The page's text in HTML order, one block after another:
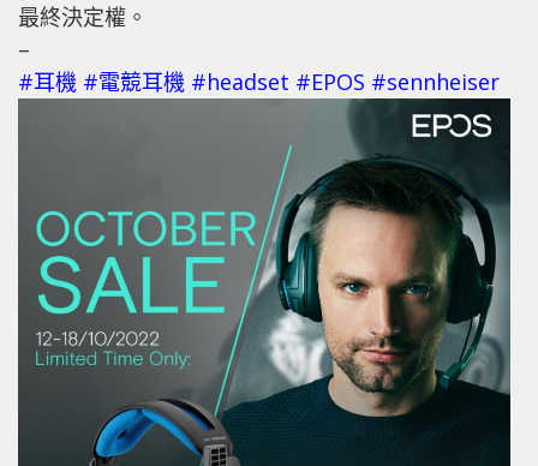
最終決定權。
–
#耳機 #電競耳機 #headset #EPOS #sennheiser